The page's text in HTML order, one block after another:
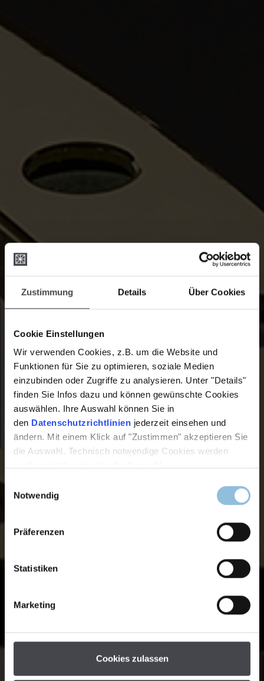
Zustimmung Details Über Cookies
Cookie Einstellungen
Wir verwenden Cookies, z.B. um die Website und
Funktionen für Sie zu optimieren, soziale Medien
einzubinden oder Zugriffe zu analysieren. Unter "Details"
finden Sie Infos dazu und können gewünschte Cookies
auswählen. Ihre Auswahl können Sie in
den Datenschutzrichtlinien jederzeit einsehen und
ändern. Mit einem Klick auf "Zustimmen" akzeptieren Sie
die Auswahl. Technisch notwendige Cookies werden
Einwilligungsauswahl
Notwendig
Präferenzen
Statistiken
Marketing
Cookies zulassen